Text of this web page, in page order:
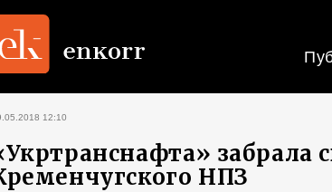
12:10
забрала
НПЗ